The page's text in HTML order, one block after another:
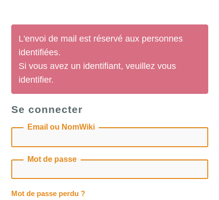
L'envoi de mail est réservé aux personnes
identifiées.
Si vous avez un identifiant, veuillez vous
identifier.
Se connecter
Email ou NomWiki
Mot de passe
Mot de passe perdu ?